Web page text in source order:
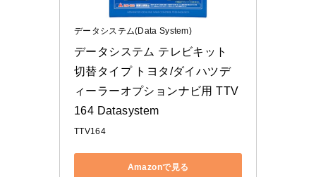
データシステム(Data System)
データシステム テレビキット
切替タイプ トヨタ/ダイハツデ
ィーラーオプションナビ用 TTV
164 Datasystem
TTV164
Amazonで見る